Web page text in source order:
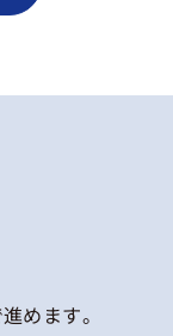
めます。